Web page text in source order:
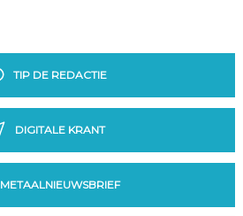
TIP DE REDACTIE
DIGITALE KRANT
METAALNIEUWSBRIEF